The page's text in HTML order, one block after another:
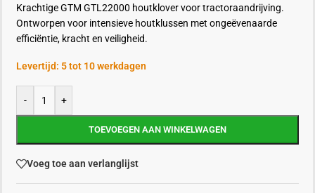
Krachtige GTM GTL22000 houtklover voor tractoraandrijving.
Ontworpen voor intensieve houtklussen met ongeëvenaarde
efficiëntie, kracht en veiligheid.
Levertijd: 5 tot 10 werkdagen
- +
TOEVOEGEN AAN WINKELWAGEN
Voeg toe aan verlanglijst